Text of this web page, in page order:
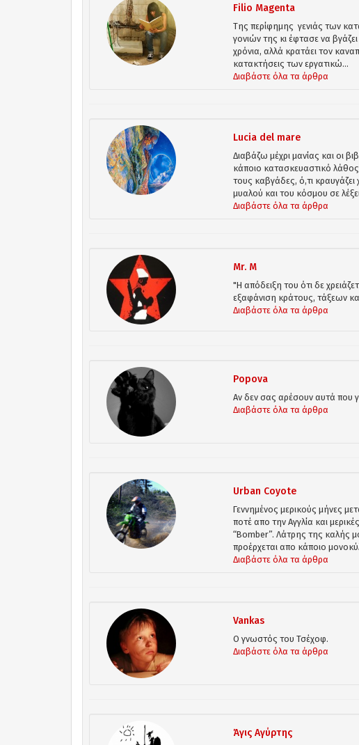
Filio Magenta
Της περίφημης γενιάς των
γονιών της κι έφτασε να
χρόνια, αλλά κρατάει τον
κατακτήσεις των εργατικώ...
Διαβάστε όλα τα άρθρα
Lucia del mare
Διαβάζω μέχρι μανίας και οι
κάποιο κατασκευαστικό
τους καβγάδες, ό,τι
μυαλού και του κόσμου σε
Διαβάστε όλα τα άρθρα
Mr. M
"Η απόδειξη του ότι δε
εξαφάνιση κράτους, τάξεων
Διαβάστε όλα τα άρθρα
Popova
Αν δεν σας αρέσουν αυτά που
Διαβάστε όλα τα άρθρα
Urban Coyote
Γεννημένος μερικούς μήνες
ποτέ απο την Αγγλία και
“Bomber”. Λάτρης της καλής
προέρχεται απο κάποιο
Διαβάστε όλα τα άρθρα
Vankas
Ο γνωστός του Τσέχοφ.
Διαβάστε όλα τα άρθρα
Άγις Αγύρτης